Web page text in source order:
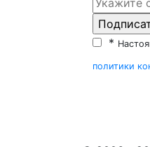
*
политики